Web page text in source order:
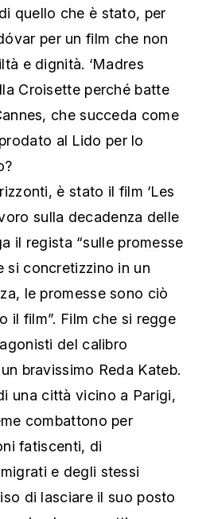
quello che è stato, per
per un film che non
e dignità. ‘Madres
Croisette perché batte
che succeda come
al Lido per lo
è stato il film ‘Les
sulla decadenza delle
il regista “sulle promesse
si concretizzino in un
le promesse sono ciò
il film”. Film che si regge
del calibro
bravissimo Reda Kateb.
una città vicino a Parigi,
combattono per
fatiscenti, di
e degli stessi
di lasciare il suo posto